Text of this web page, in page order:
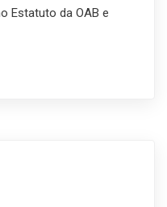
Estatuto da OAB e